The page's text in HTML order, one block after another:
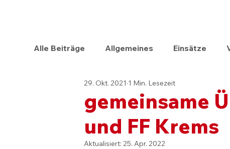
Alle Beiträge Allgemeines Einsätze
gemeinsame
und FF Krems
29. Okt. 2021 1 Min. Lesezeit
Aktualisiert:25. Apr. 2022